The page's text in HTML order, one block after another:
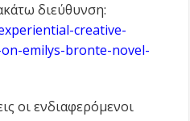
διεύθυνση:
creative-
emilys-bronte-novel-
οι ενδιαφερόμενοι